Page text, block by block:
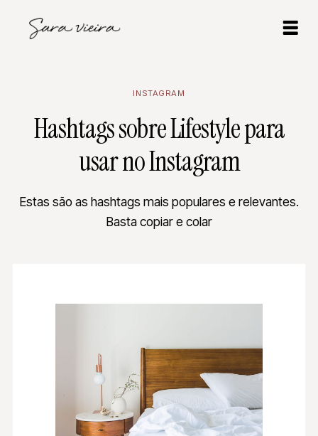
INSTAGRAM
Hashtags sobre Lifestyle para
usar no Instagram
Estas são as hashtags mais populares e relevantes.
Basta copiar e colar